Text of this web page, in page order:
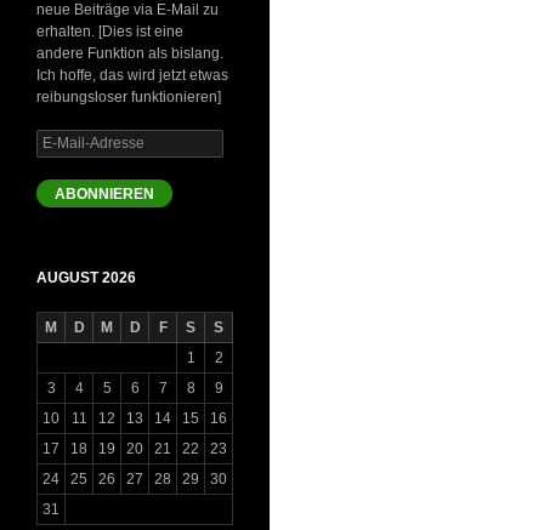
neue Beiträge via E-Mail zu
erhalten. [Dies ist eine
andere Funktion als bislang.
Ich hoffe, das wird jetzt etwas
reibungsloser funktionieren]
E-
Mail-
Adresse
ABONNIEREN
AUGUST 2026
M D M D F S
S
1
2
3
4 5 6 7 8
9
10
11 12 13 14 15
16
17
18 19 20 21 22
23
24
25 26 27 28 29
30
31